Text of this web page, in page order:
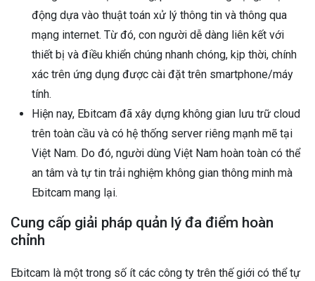
động dựa vào thuật toán xử lý thông tin và thông qua
mạng internet. Từ đó, con người dễ dàng liên kết với
thiết bị và điều khiển chúng nhanh chóng, kịp thời, chính
xác trên ứng dụng được cài đặt trên smartphone/máy
tính.
Hiện nay, Ebitcam đã xây dựng không gian lưu trữ cloud
trên toàn cầu và có hệ thống server riêng mạnh mẽ tại
Việt Nam. Do đó, người dùng Việt Nam hoàn toàn có thể
an tâm và tự tin trải nghiệm không gian thông minh mà
Ebitcam mang lại.
Cung cấp giải pháp quản lý đa điểm hoàn
chỉnh
Ebitcam là một trong số ít các công ty trên thế giới có thể tự